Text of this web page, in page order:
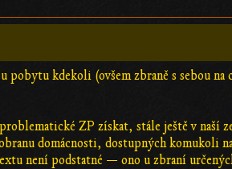
kdekoli (ovšem zbraně s sebou na
ZP získat, stále ještě v naší
domácnosti, dostupných komukoli
není podstatné — ono u zbraní